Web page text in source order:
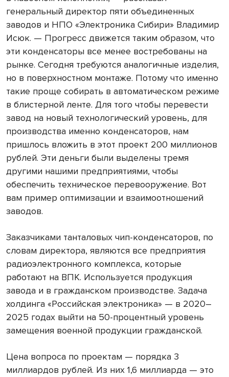
генеральный директор пяти объединенных
заводов и НПО «Электроника Сибири» Владимир
Исюк. — Прогресс движется таким образом, что
эти конденсаторы все менее востребованы на
рынке. Сегодня требуются аналогичные изделия,
но в поверхностном монтаже. Потому что именно
такие проще собирать в автоматическом режиме
в блистерной ленте. Для того чтобы перевести
завод на новый технологический уровень, для
производства именно конденсаторов, нам
пришлось вложить в этот проект 200 миллионов
рублей. Эти деньги были выделены тремя
другими нашими предприятиями, чтобы
обеспечить техническое перевооружение. Вот
вам пример оптимизации и взаимоотношений
заводов.
Заказчиками танталовых чип-конденсаторов, по
словам директора, являются все предприятия
радиоэлектронного комплекса, которые
работают на ВПК. Используется продукция
завода и в гражданском производстве. Задача
холдинга «Российская электроника» — в 2020–
2025 годах выйти на 50-процентный уровень
замещения военной продукции гражданской.
Цена вопроса по проектам — порядка 3
миллиардов рублей. Из них 1,6 миллиарда — это